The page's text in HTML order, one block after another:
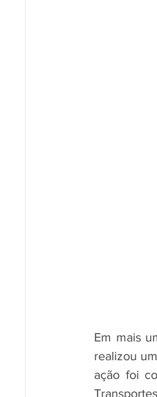
Em mais
realizou
ação foi